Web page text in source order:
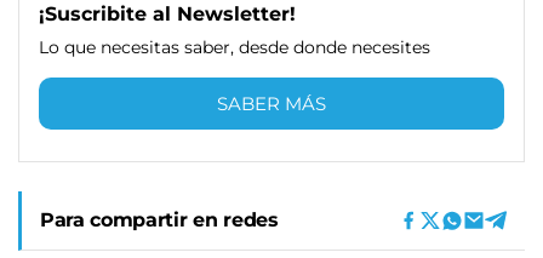
¡Suscribite al Newsletter!
Lo que necesitas saber, desde donde necesites
SABER MÁS
Para compartir en redes